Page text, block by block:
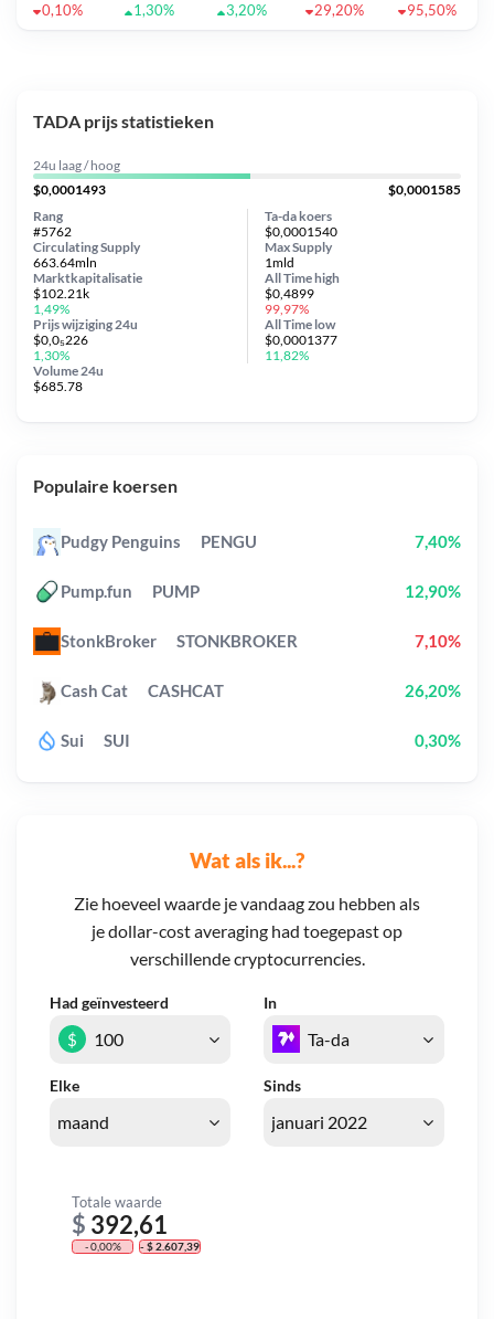
0,10%
1,30% 3,20% 29,20% 95,50%
Wat als ik...?
Zie hoeveel waarde je vandaag zou hebben als
je dollar-cost averaging had toegepast op
verschillende cryptocurrencies.
Had geïnvesteerd In
Elke Sinds
$
Totale waarde
$ 392,61
- 0,00% - $ 2.607,39
TADA prijs statistieken
24u laag / hoog
$0,0001493
$0,0001585
Ta-da koers
$0,0001540
Circulating Supply
663.64mln
Prijs wijziging 24u
$0,0₅226
1,30%
Max Supply
1mld
Marktkapitalisatie
$102.21k
1,49%
Volume 24u
$685.78
Rang
#5762
All Timehigh
$0,4899
99,97%
All Time low
$0,0001377
11,82%
Populaire koersen
Pudgy Penguins PENGU 7,40%
Pump.fun PUMP 12,90%
StonkBroker STONKBROKER 7,10%
Cash Cat CASHCAT 26,20%
Sui SUI 0,30%